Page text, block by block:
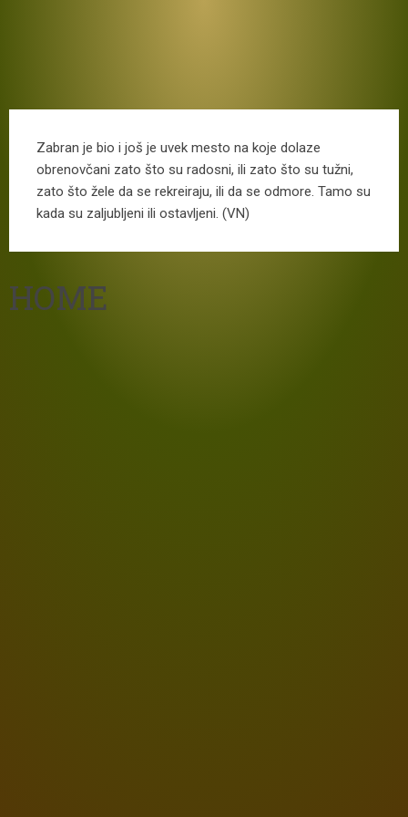
Zabran je bio i još je uvek mesto na koje dolaze
obrenovčani zato što su radosni, ili zato što su tužni,
zato što žele da se rekreiraju, ili da se odmore. Tamo su
kada su zaljubljeni ili ostavljeni. (VN)
HOME